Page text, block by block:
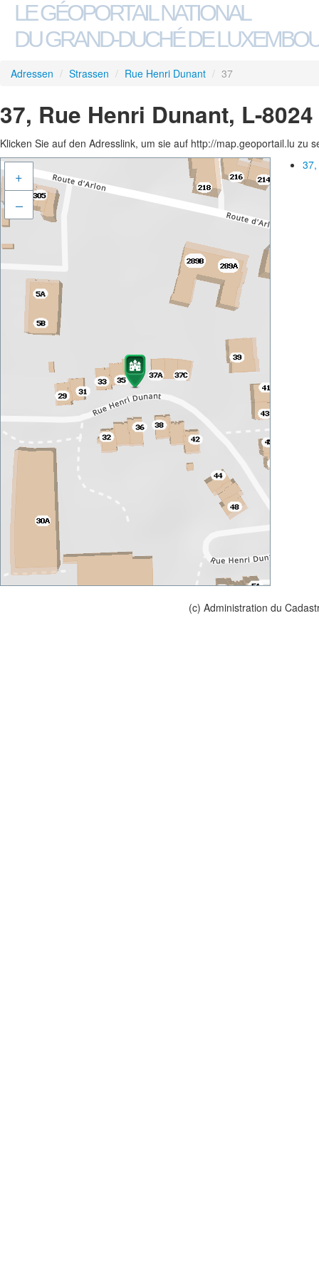
LE GÉOPORTAIL NATIONAL
DU GRAND-DUCHÉ DE
Adressen / Strassen / Rue Henri Dunant / 37
37, Rue Henri Dunant, L-
Klicken Sie auf den Adresslink, um sie auf http://map.geoportail.lu zu
+
–
(c) Administration du